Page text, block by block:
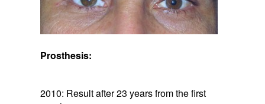
Prosthesis:
2010: Result after 23 years from the first